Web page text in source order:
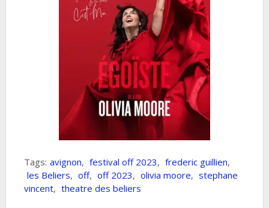
Tags: avignon, festival off 2023, frederic guillien,
les Beliers, off, off 2023, olivia moore, stephane
vincent, theatre des beliers